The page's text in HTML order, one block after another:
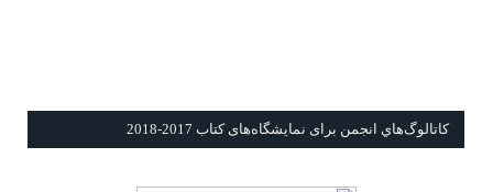
كاتالوگ‌هاي انجمن برای نمايشگاه‌های كتاب 2017-2018